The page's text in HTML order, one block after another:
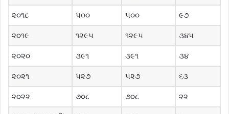
૨૦૧૮ ૫૦૦ ૫૦૦ ૯૭
૨૦૧૯ ૧૨૯૫ ૧૨૯૫ ૩૪૫
૨૦૨૦ ૩૯૧ ૩૯૧ ૩૪
૨૦૨૧ ૫૨૭ ૫૨૭ ૬૩
૨૦૨૨ ૭૦૮ ૭૦૮ ૨૨